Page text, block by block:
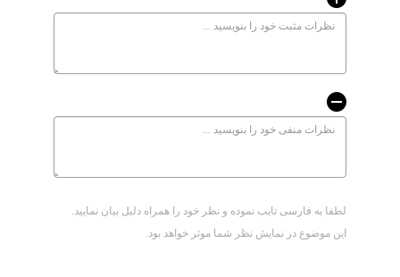
لطفا به فارسی تایب نموده و نظر خود را همراه دلیل بیان نمایید.
این موضوع در نمایش نظر شما موثر خواهد بود.